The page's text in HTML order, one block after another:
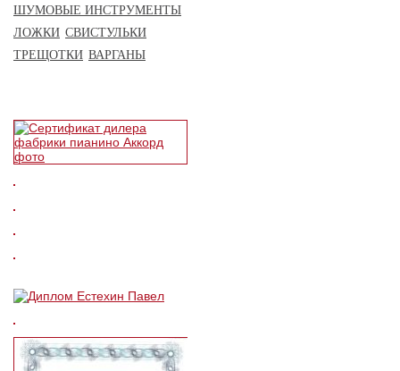
ШУМОВЫЕ ИНСТРУМЕНТЫ
ЛОЖКИ СВИСТУЛЬКИ
ТРЕЩОТКИ ВАРГАНЫ